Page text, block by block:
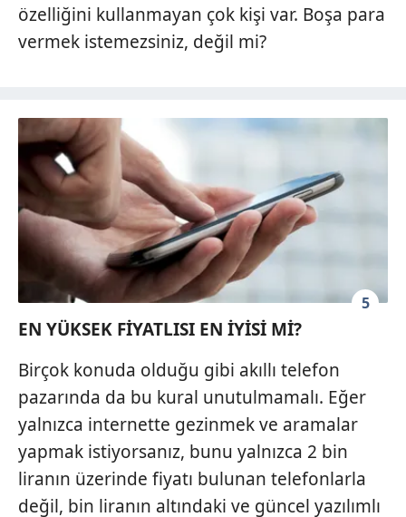
özelliğini kullanmayan çok kişi var. Boşa para
vermek istemezsiniz, değil mi?
5
EN YÜKSEK FİYATLISI EN İYİSİ Mİ?
Birçok konuda olduğu gibi akıllı telefon
pazarında da bu kural unutulmamalı. Eğer
yalnızca internette gezinmek ve aramalar
yapmak istiyorsanız, bunu yalnızca 2 bin
liranın üzerinde fiyatı bulunan telefonlarla
değil, bin liranın altındaki ve güncel yazılımlı